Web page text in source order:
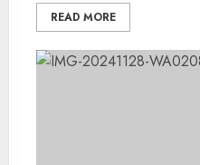
READ MORE